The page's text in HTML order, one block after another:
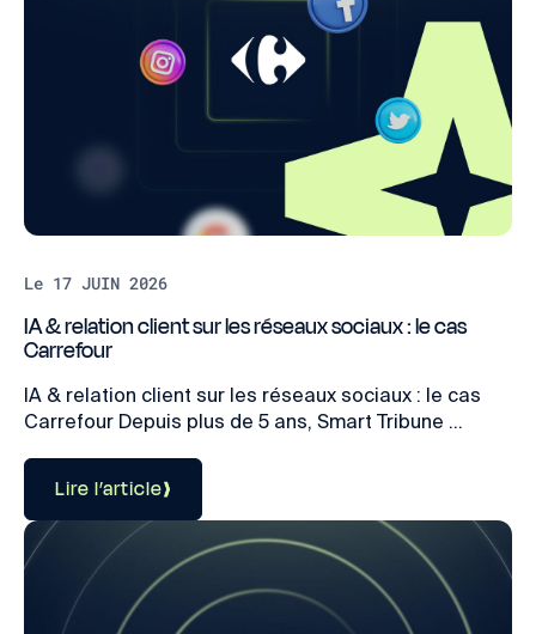
Le 17 JUIN 2026
IA & relation client sur les réseaux sociaux : le cas
Carrefour
IA & relation client sur les réseaux sociaux : le cas
Carrefour Depuis plus de 5 ans, Smart Tribune ...
Lire l’article